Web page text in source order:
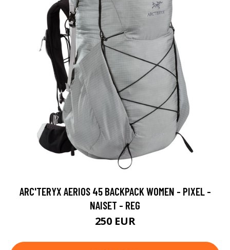
ARC'TERYX AERIOS 45 BACKPACK WOMEN - PIXEL -
NAISET - REG
250 EUR